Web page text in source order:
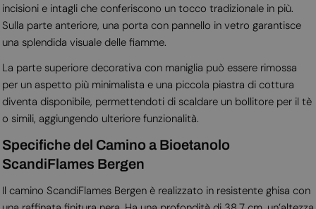
incisioni e intagli che conferiscono un tocco tradizionale in più.
Sulla parte anteriore, una porta con pannello in vetro garantisce
una splendida visuale delle fiamme.
La parte superiore decorativa con maniglia può essere rimossa
per un aspetto più minimalista e una piccola piastra di cottura
diventa disponibile, permettendoti di scaldare un bollitore per il tè
o simili, aggiungendo ulteriore funzionalità.
Specifiche del Camino a Bioetanolo
ScandiFlames Bergen
Il camino ScandiFlames Bergen è realizzato in resistente ghisa con